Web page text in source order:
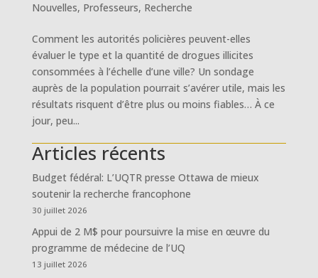
Nouvelles, Professeurs, Recherche
Comment les autorités policières peuvent-elles
évaluer le type et la quantité de drogues illicites
consommées à l’échelle d’une ville? Un sondage
auprès de la population pourrait s’avérer utile, mais les
résultats risquent d’être plus ou moins fiables… À ce
jour, peu...
Articles récents
Budget fédéral: L’UQTR presse Ottawa de mieux
soutenir la recherche francophone
30 juillet 2026
Appui de 2 M$ pour poursuivre la mise en œuvre du
programme de médecine de l’UQ
13 juillet 2026